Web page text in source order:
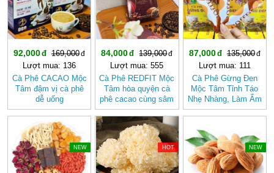
92,000
169,000
Lượt mua: 136
Cà Phê CACAO Mộc
Tâm đậm vị cà phê
dễ uống
84,000
139,000
Lượt mua: 555
Cà Phê REDFIT Mộc
Tâm hòa quyện cà
phê cacao cùng sâm
và củ dền dễ uống
87,000
135,000
Lượt mua: 111
Cà Phê Gừng Đen
Mộc Tâm Tỉnh Táo
Nhẹ Nhàng, Làm Ấm
Cơ Thể
-20%
NEW HOT NEW